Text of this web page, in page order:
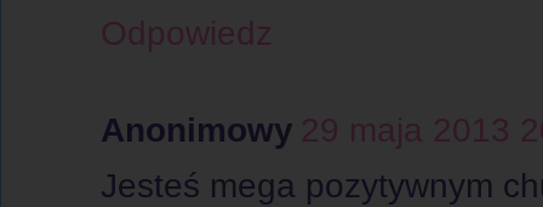
Odpowiedz
Anonimowy 29 maja 2013
Jesteś mega pozytywnym